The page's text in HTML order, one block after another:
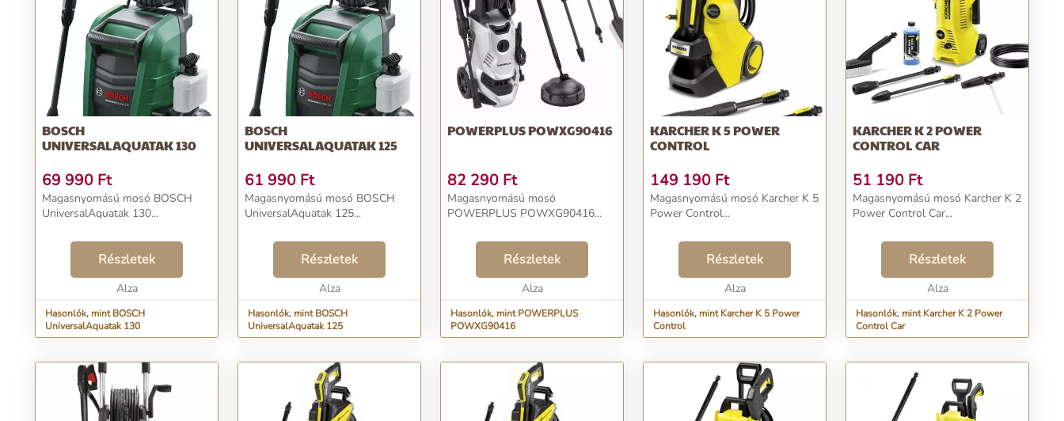
BOSCH
UNIVERSALAQUATAK 130
69 990 Ft
Magasnyomású mosó BOSCH
UniversalAquatak 130...
Részletek
Alza
Hasonlók, mint BOSCH
UniversalAquatak 130
BOSCH
UNIVERSALAQUATAK 125
61 990 Ft
Magasnyomású mosó BOSCH
UniversalAquatak 125...
Részletek
Alza
Hasonlók, mint BOSCH
UniversalAquatak 125
POWERPLUS POWXG90416
82 290 Ft
Magasnyomású mosó
POWERPLUS POWXG90416...
Részletek
Alza
Hasonlók, mint POWERPLUS
POWXG90416
KARCHER K 5 POWER
CONTROL
149 190 Ft
Magasnyomású mosó Karcher K 5
Power Control...
Részletek
Alza
Hasonlók, mint Karcher K 5 Power
Control
KARCHER K 2 POWER
CONTROL CAR
51 190 Ft
Magasnyomású mosó Karcher K 2
Power Control Car...
Részletek
Alza
Hasonlók, mint Karcher K 2 Power
Control Car